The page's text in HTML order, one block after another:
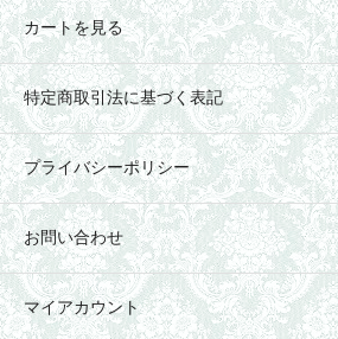
カートを見る
特定商取引法に基づく表記
プライバシーポリシー
お問い合わせ
マイアカウント